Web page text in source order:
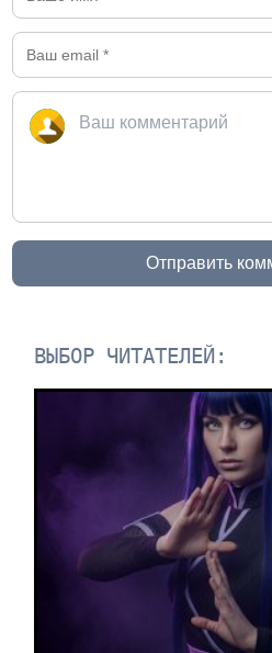
Отправить
ВЫБОР ЧИТАТЕЛЕЙ: